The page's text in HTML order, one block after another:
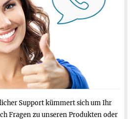
Support kümmert sich um Ihr
Fragen zu unseren Produkten oder